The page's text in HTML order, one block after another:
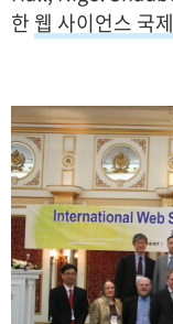
한 웹 사이언스 국